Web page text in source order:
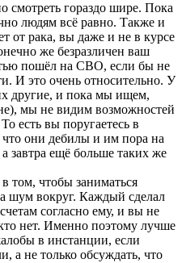
смотреть гораздо шире. Пока
людям всё равно. Также и
от рака, вы даже и не в курсе
же безразличен ваш
пошёл на СВО, если бы не
И это очень относительно. У
другие, и пока мы ищем,
мы не видим возможностей
есть вы поругаетесь в
они дебилы и им пора на
завтра ещё больше таких же
том, чтобы заниматься
шум вокруг. Каждый сделал
согласно ему, и вы не
нет. Именно поэтому лучше
в инстанции, если
а не только обсуждать, что